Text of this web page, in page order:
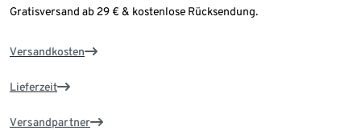
Gratisversand ab 29 € & kostenlose Rücksendung.
Versandkosten
Lieferzeit
Versandpartner